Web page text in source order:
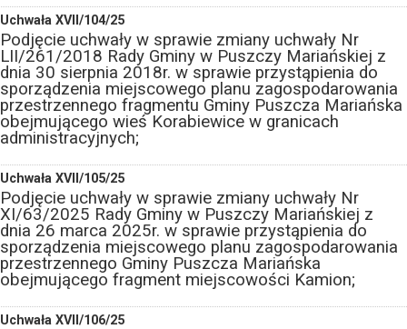
Uchwała XVII/104/25
Podjęcie uchwały w sprawie zmiany uchwały Nr
LII/261/2018 Rady Gminy w Puszczy Mariańskiej z
dnia 30 sierpnia 2018r. w sprawie przystąpienia do
sporządzenia miejscowego planu zagospodarowania
przestrzennego fragmentu Gminy Puszcza Mariańska
obejmującego wieś Korabiewice w granicach
administracyjnych;
Uchwała XVII/105/25
Podjęcie uchwały w sprawie zmiany uchwały Nr
XI/63/2025 Rady Gminy w Puszczy Mariańskiej z
dnia 26 marca 2025r. w sprawie przystąpienia do
sporządzenia miejscowego planu zagospodarowania
przestrzennego Gminy Puszcza Mariańska
obejmującego fragment miejscowości Kamion;
Uchwała XVII/106/25